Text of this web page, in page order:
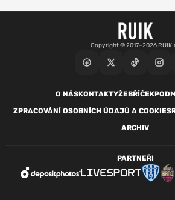
Copyright © 2017–2026
O NÁSKONTAKTYŽEBŘÍČEK
ZPRACOVÁNÍ OSOBNÍCH ÚDAJŮ A COOKIES
ARCHIV
PARTNEŘI